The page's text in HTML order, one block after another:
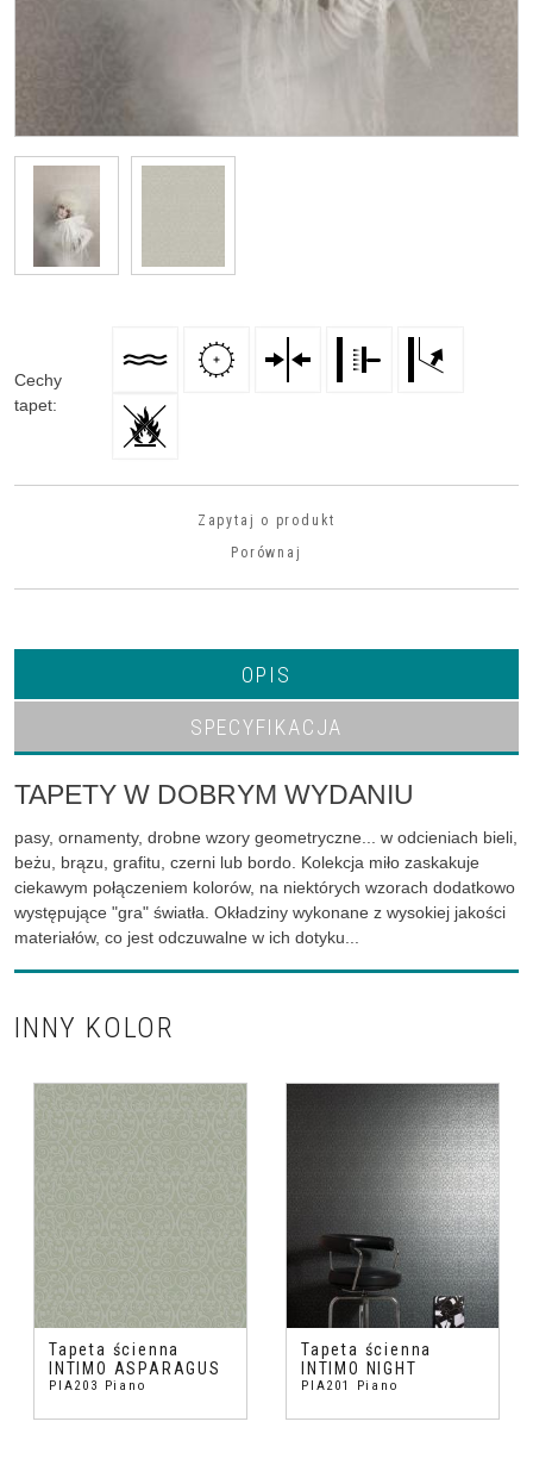
Cechy
tapet:
Zapytaj o produkt
Porównaj
OPIS
SPECYFIKACJA
TAPETY W DOBRYM WYDANIU
pasy, ornamenty, drobne wzory geometryczne... w odcieniach bieli,
beżu, brązu, grafitu, czerni lub bordo. Kolekcja miło zaskakuje
ciekawym połączeniem kolorów, na niektórych wzorach dodatkowo
występujące "gra" światła. Okładziny wykonane z wysokiej jakości
materiałów, co jest odczuwalne w ich dotyku...
INNY KOLOR
Tapeta ścienna
INTIMO ASPARAGUS
PIA203 Piano
Tapeta ścienna
INTIMO NIGHT
PIA201 Piano